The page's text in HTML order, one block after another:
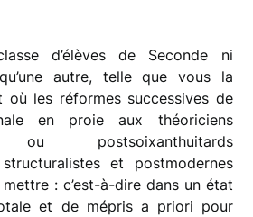
d’élèves de Seconde ni
autre, telle que vous la
où les réformes successives de
en proie aux théoriciens
ou postsoixanthuitards
et postmodernes
: c’est-à-dire dans un état
et de mépris a priori pour